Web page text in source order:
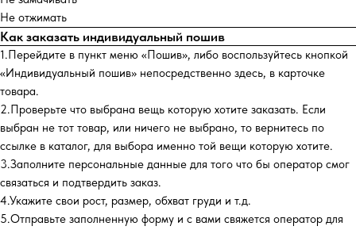
Не отжимать
Как заказать индивидуальный пошив
1.Перейдите в пункт меню «Пошив», либо воспользуйтесь кнопкой
«Индивидуальный пошив» непосредственно здесь, в карточке
товара.
2.Проверьте что выбрана вещь которую хотите заказать. Если
выбран не тот товар, или ничего не выбрано, то вернитесь по
ссылке в каталог, для выбора именно той вещи которую хотите.
3.Заполните персональные данные для того что бы оператор смог
связаться и подтвердить заказ.
4.Укажите свои рост, размер, обхват груди и т.д.
5.Отправьте заполненную форму и с вами свяжется оператор для